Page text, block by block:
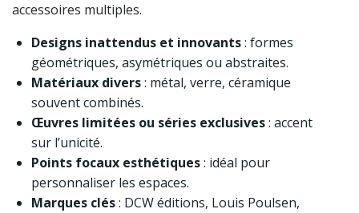
accessoires multiples.
Designs inattendus et innovants: formes
géométriques, asymétriques ou abstraites.
Matériaux divers: métal, verre, céramique
souvent combinés.
Œuvres limitées ou séries exclusives: accent
sur l’unicité.
Points focaux esthétiques: idéal pour
personnaliser les espaces.
Marques clés: DCW éditions, Louis Poulsen,